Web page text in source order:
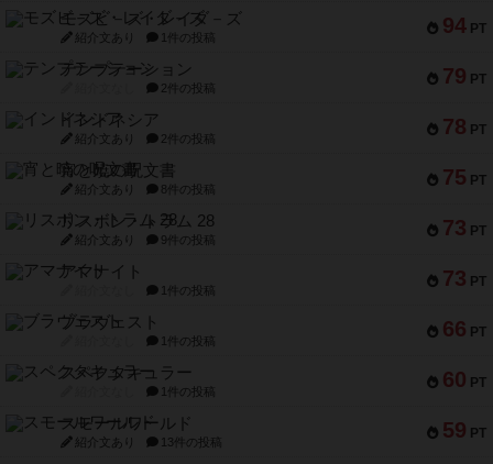
94 PT
モズビ－ズ・レイダ－ズ
紹介文あり 1件の投稿
79 PT
テンプテーション
2件の投稿
78 PT
インドネシア
紹介文あり 2件の投稿
75 PT
宵と暁の呪文書
紹介文あり 8件の投稿
73 PT
リスボン・トラム 28
紹介文あり 9件の投稿
73 PT
アマナイト
1件の投稿
66 PT
ブラヴェスト
1件の投稿
60 PT
スペクタキュラー
1件の投稿
59 PT
スモールワールド
紹介文あり 13件の投稿